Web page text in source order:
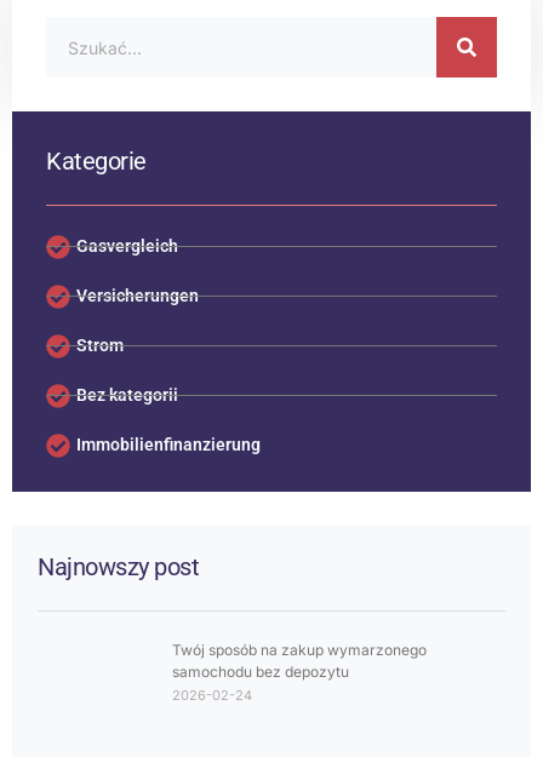
Kategorie
Gasvergleich
Versicherungen
Strom
Bez kategorii
Immobilienfinanzierung
Najnowszy post
Twój sposób na zakup wymarzonego
samochodu bez depozytu
2026-02-24